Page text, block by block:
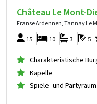
Château Le Mont-
Franse Ardennen, Tannay Le
15
5
3
10
Charakteristische
Kapelle
Spiele- und Partyraum